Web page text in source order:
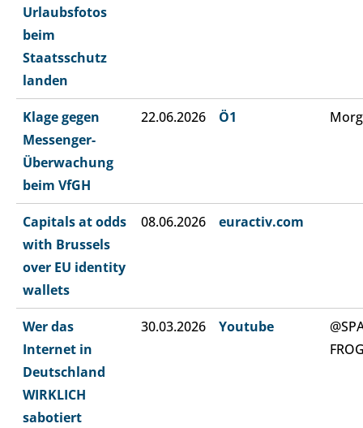
Urlaubsfotos
beim
Staatsschutz
landen
Klage gegen
Messenger-
Überwachung
beim VfGH
22.06.2026 Ö1
Capitals at odds
with Brussels
over EU identity
wallets
08.06.2026 euractiv.com
Wer das
Internet in
Deutschland
WIRKLICH
sabotiert
30.03.2026 Youtube